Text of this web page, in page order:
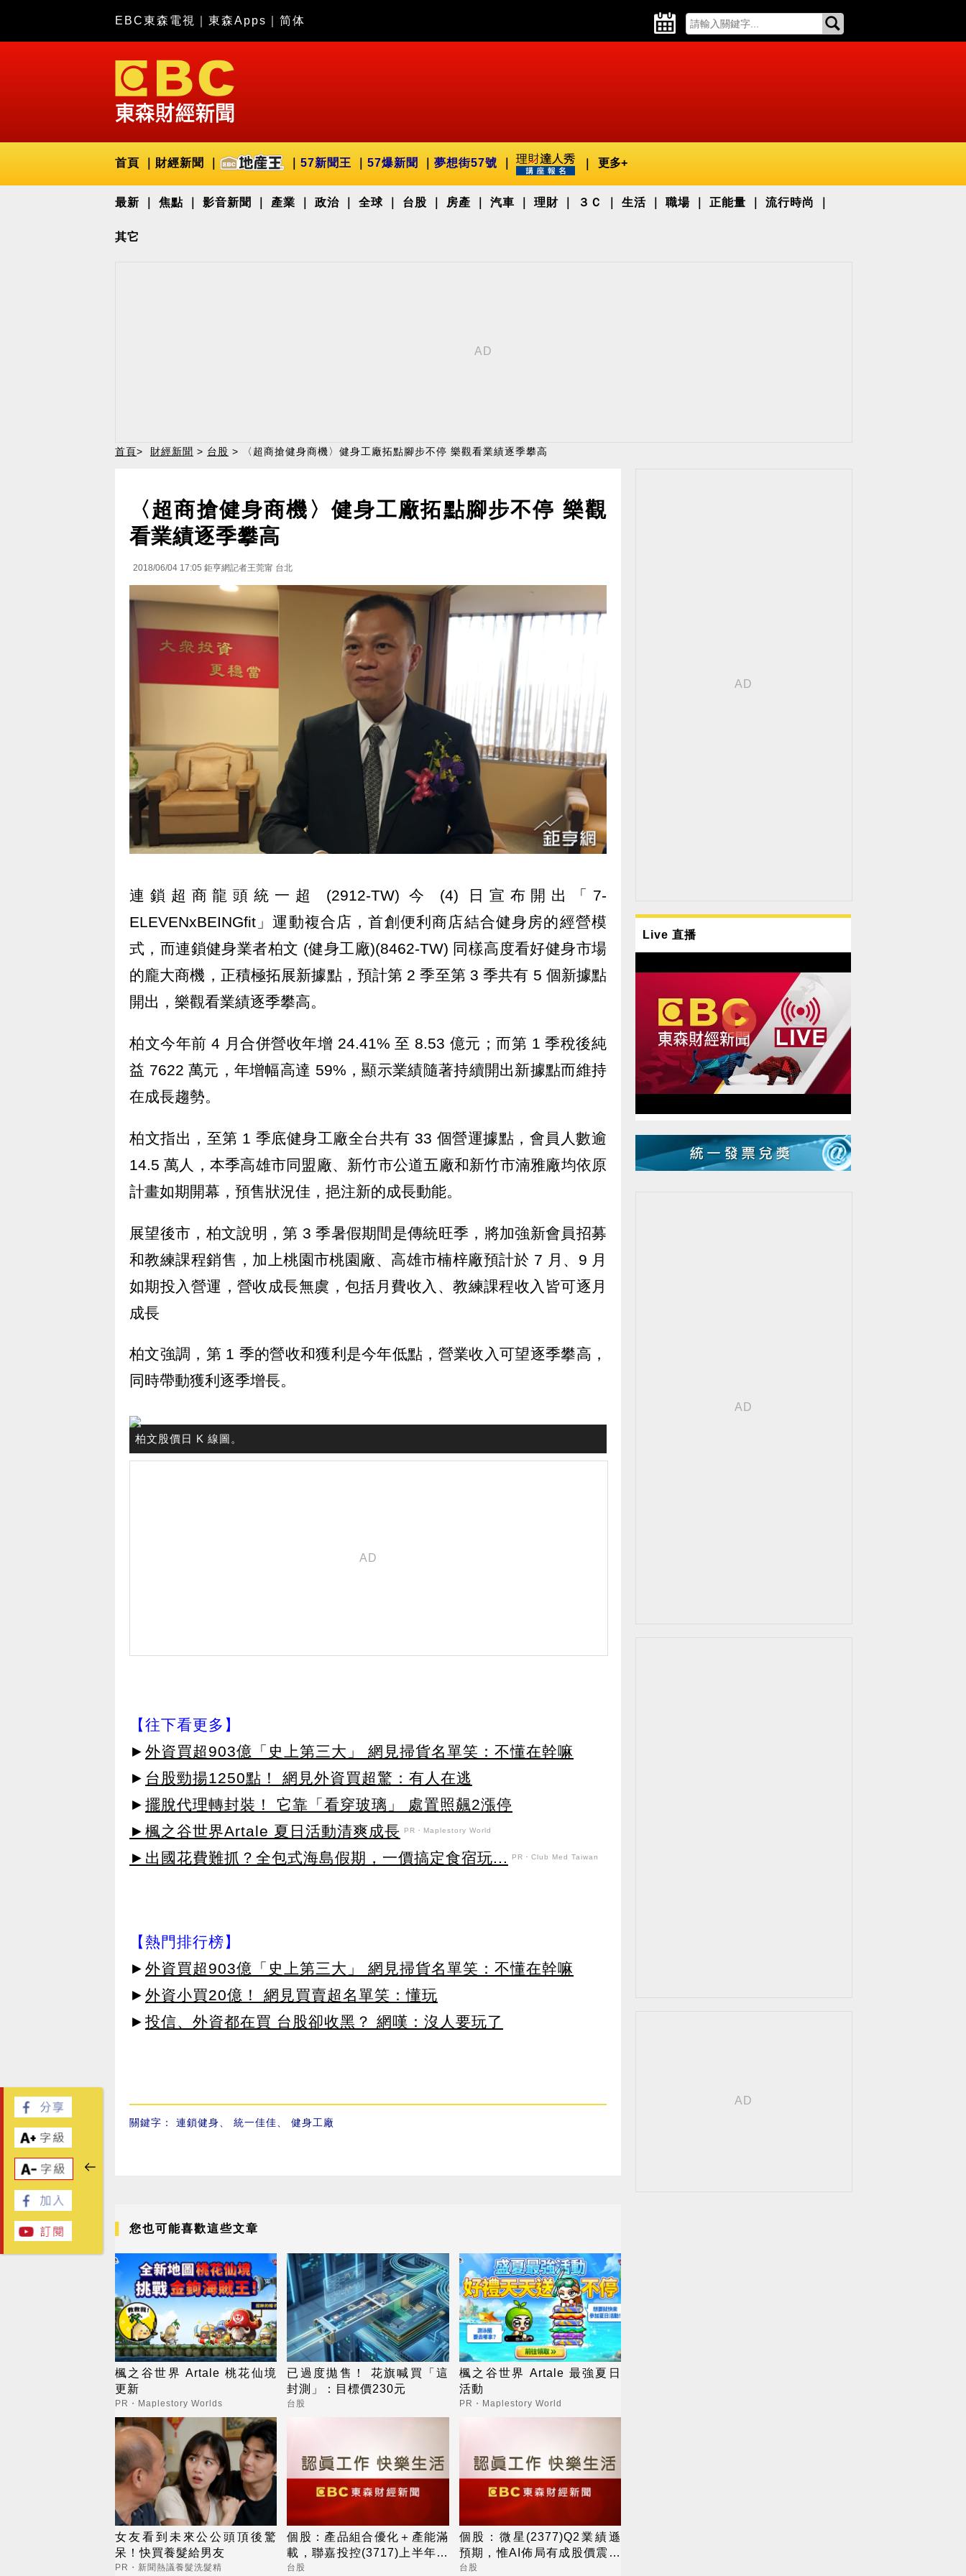
EBC東森電視 東森Apps 简体
首頁 財經新聞 57新聞王 57爆新聞 夢想街57號 更多+
最新 焦點 影音新聞 產業 政治 全球 台股 房產 汽車 理財 ３Ｃ 生活 職場 正能量 流行時尚
其它
首頁> 財經新聞 > 台股 > 〈超商搶健身商機〉健身工廠拓點腳步不停 樂觀看業績逐季攀高
〈超商搶健身商機〉健身工廠拓點腳步不停 樂觀
看業績逐季攀高
2018/06/04 17:05 鉅亨網記者王莞甯 台北
連鎖超商龍頭統一超 (2912-TW) 今 (4) 日宣布開出「7-
ELEVENxBEINGfit」運動複合店，首創便利商店結合健身房的經營模
式，而連鎖健身業者柏文 (健身工廠)(8462-TW) 同樣高度看好健身市場
的龐大商機，正積極拓展新據點，預計第 2 季至第 3 季共有 5 個新據點
開出，樂觀看業績逐季攀高。
柏文今年前 4 月合併營收年增 24.41% 至 8.53 億元；而第 1 季稅後純
益 7622 萬元，年增幅高達 59%，顯示業績隨著持續開出新據點而維持
在成長趨勢。
柏文指出，至第 1 季底健身工廠全台共有 33 個營運據點，會員人數逾
14.5 萬人，本季高雄市同盟廠、新竹市公道五廠和新竹市湳雅廠均依原
計畫如期開幕，預售狀況佳，挹注新的成長動能。
展望後市，柏文說明，第 3 季暑假期間是傳統旺季，將加強新會員招募
和教練課程銷售，加上桃園市桃園廠、高雄市楠梓廠預計於 7 月、9 月
如期投入營運，營收成長無虞，包括月費收入、教練課程收入皆可逐月
成長
柏文強調，第 1 季的營收和獲利是今年低點，營業收入可望逐季攀高，
同時帶動獲利逐季增長。
柏文股價日 K 線圖。
【往下看更多】
► 外資買超903億「史上第三大」 網見掃貨名單笑：不懂在幹嘛
► 台股勁揚1250點！ 網見外資買超驚：有人在逃
► 擺脫代理轉封裝！ 它靠「看穿玻璃」 處置照飆2漲停
►楓之谷世界Artale 夏日活動清爽成長
PR・Maplestory World
►出國花費難抓？全包式海島假期，一價搞定食宿玩... PR・Club Med Taiwan
【熱門排行榜】
► 外資買超903億「史上第三大」 網見掃貨名單笑：不懂在幹嘛
► 外資小買20億！ 網見買賣超名單笑：懂玩
► 投信、外資都在買 台股卻收黑？ 網嘆：沒人要玩了
關鍵字： 連鎖健身、 統一佳佳、 健身工廠
您也可能喜歡這些文章
楓之谷世界 Artale 桃花仙境
更新
PR・Maplestory Worlds
已過度拋售！ 花旗喊買「這
封測」：目標價230元
台股
楓之谷世界 Artale 最強夏日
活動
PR・Maplestory World
女友看到未來公公頭頂後驚
呆！快買養髮給男友
PR・新聞熱議養髮洗髮精
個股：產品組合優化＋產能滿
載，聯嘉投控(3717)上半年營
收及獲利創同期高
台股
個股：微星(2377)Q2業績遜
預期，惟AI佈局有成股價震盪
走多，週一大拉尾盤
台股
Live 直播